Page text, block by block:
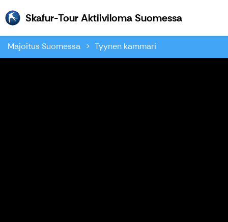
Skafur-Tour Aktiiviloma SuomessaSkafur-
Majoitus Suomessa Tyynen kammari